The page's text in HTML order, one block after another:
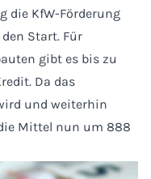
die KfW-Förderung
Start. Für
gibt es bis zu
Da das
und weiterhin
Mittel nun um 888